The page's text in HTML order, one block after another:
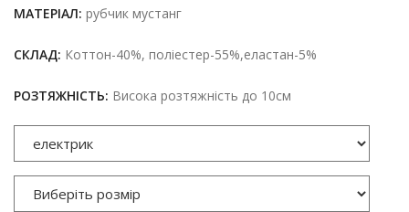
МАТЕРІАЛ: рубчик мустанг
СКЛАД: Коттон-40%, поліестер-55%,еластан-5%
РОЗТЯЖНІСТЬ: Висока розтяжність до 10см